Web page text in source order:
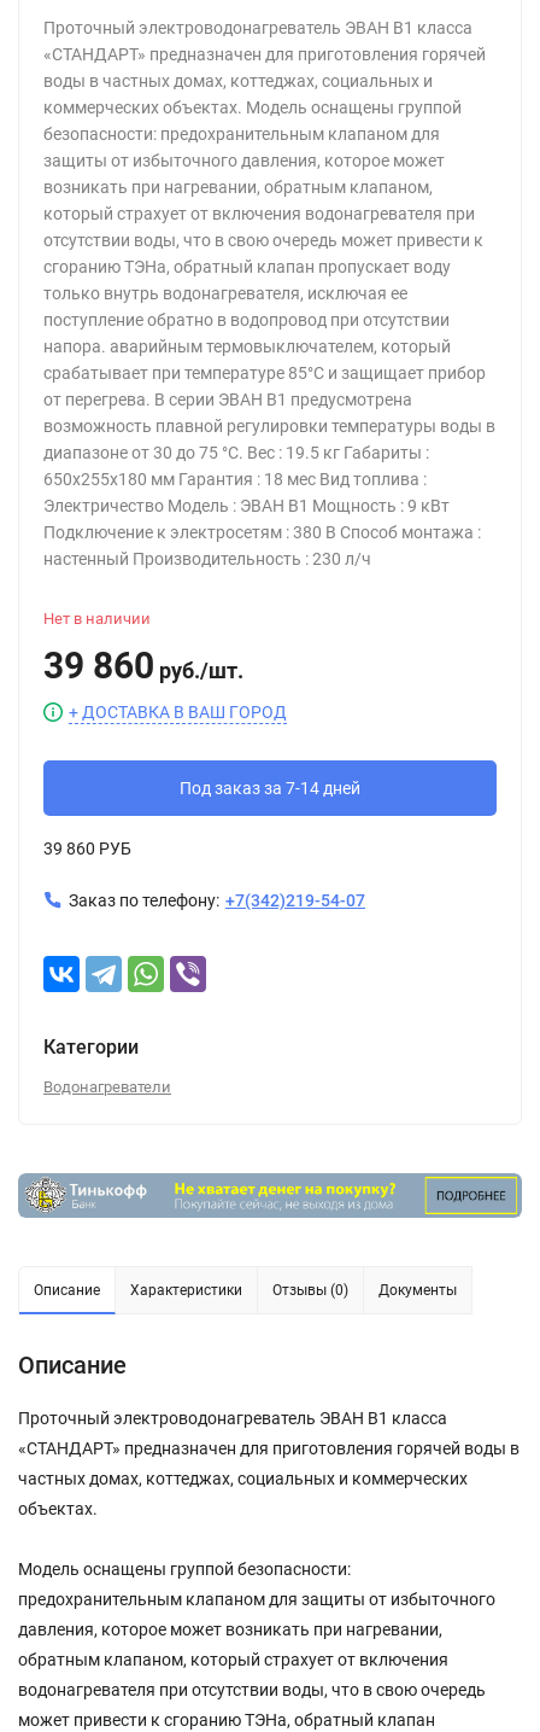
Проточный электроводонагреватель ЭВАН В1 класса
«СТАНДАРТ» предназначен для приготовления горячей
воды в частных домах, коттеджах, социальных и
коммерческих объектах. Модель оснащены группой
безопасности: предохранительным клапаном для
защиты от избыточного давления, которое может
возникать при нагревании, обратным клапаном,
который страхует от включения водонагревателя при
отсутствии воды, что в свою очередь может привести к
сгоранию ТЭНа, обратный клапан пропускает воду
только внутрь водонагревателя, исключая ее
поступление обратно в водопровод при отсутствии
напора. аварийным термовыключателем, который
срабатывает при температуре 85°С и защищает прибор
от перегрева. В серии ЭВАН В1 предусмотрена
возможность плавной регулировки температуры воды в
диапазоне от 30 до 75 °С. Вес : 19.5 кг Габариты :
650х255х180 мм Гарантия : 18 мес Вид топлива :
Электричество Модель : ЭВАН В1 Мощность : 9 кВт
Подключение к электросетям : 380 В Способ монтажа :
настенный Производительность : 230 л/ч
Нет в наличии
39 860 руб./шт.
+ ДОСТАВКА В ВАШ ГОРОД
Под заказ за 7-14 дней
39 860 РУБ
Заказ по телефону: +7(342)219-54-07
Категории
Водонагреватели
Описание Характеристики Отзывы (0) Документы
Описание
Проточный электроводонагреватель ЭВАН В1 класса
«СТАНДАРТ» предназначен для приготовления горячей воды в
частных домах, коттеджах, социальных и коммерческих
объектах.
Модель оснащены группой безопасности:
предохранительным клапаном для защиты от избыточного
давления, которое может возникать при нагревании,
обратным клапаном, который страхует от включения
водонагревателя при отсутствии воды, что в свою очередь
может привести к сгоранию ТЭНа, обратный клапан